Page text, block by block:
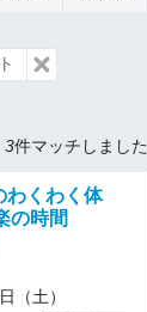
3件マッチしました
わくわく体
の時間
（土）